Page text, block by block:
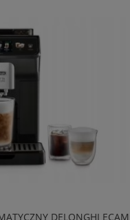
DELONGHI ECAM